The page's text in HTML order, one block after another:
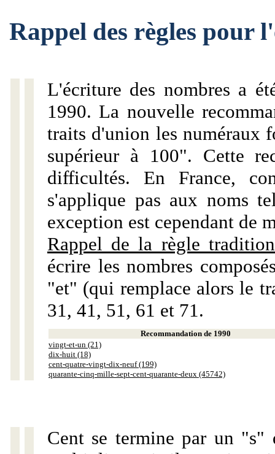
Rappel des règles pour
L'écriture des nombres a
1990. La nouvelle
traits d'union les numéraux
supérieur à 100". Cette
difficultés. En France,
s'applique pas aux noms
exception est cependant de
Rappel de la règle
écrire les nombres
"et" (qui remplace alors le
31, 41, 51, 61 et 71.
Recommandation de 1990
vingt-et-un (21)
dix-huit (18)
cent-quatre-vingt-dix-neuf (199)
quarante-cinq-mille-sept-cent-quarante-deux (45742)
Cent se termine par un "s"